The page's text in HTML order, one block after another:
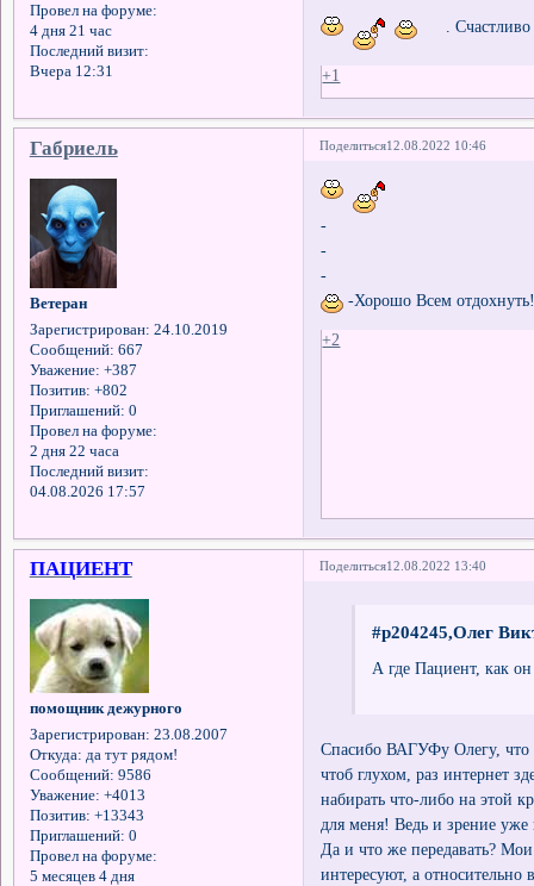
Провел на форуме:
4 дня 21 час
Последний визит:
Вчера 12:31
. Счастливо
+1
Поделиться12.08.2022 10:46
Габриель
Ветеран
Зарегистрирован: 24.10.2019
Сообщений: 667
Уважение: +387
Позитив: +802
Приглашений: 0
Провел на форуме:
2 дня 22 часа
Последний визит:
04.08.2026 17:57
-
-
-
-Хорошо Всем
+2
Поделиться12.08.2022 13:40
ПАЦИЕНТ
помощник дежурного
Зарегистрирован: 23.08.2007
Откуда: да тут рядом!
Сообщений: 9586
Уважение: +4013
Позитив: +13343
Приглашений: 0
Провел на форуме:
5 месяцев 4 дня
#p204245,Олег
А где Пациент, как
Спасибо ВАГУФу Олегу, что
чтоб глухом, раз интернет
набирать что-либо на этой
для меня! Ведь и зрение
Да и что же передавать?
интересуют, а